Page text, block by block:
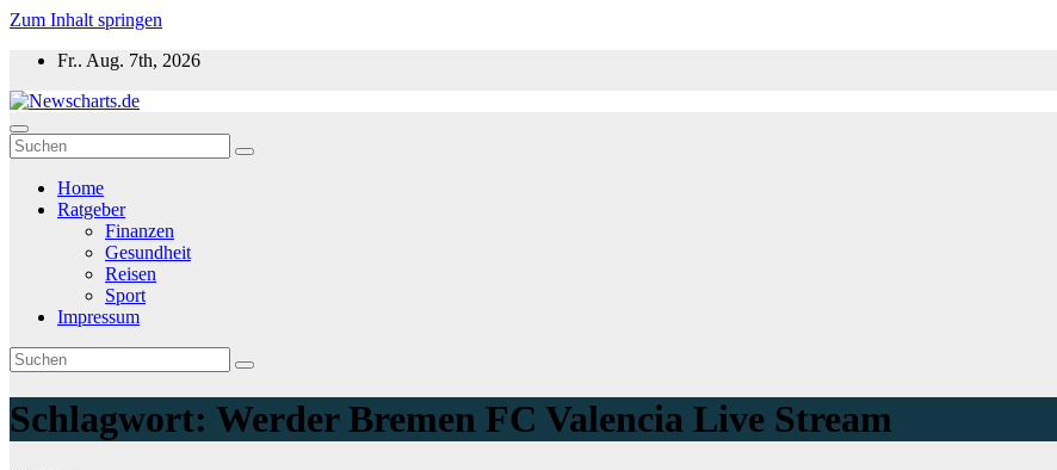
Zum Inhalt springen
Fr.. Aug. 7th, 2026
Newscharts.de
Aktuelle News zu Politik, Wirtschaft & Unterhaltung weltweit
Home
Ratgeber
Finanzen
Gesundheit
Reisen
Sport
Impressum
Schlagwort: Werder Bremen FC Valencia Live Stream